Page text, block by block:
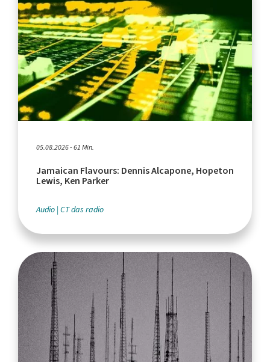
05.08.2026 - 61 Min.
Jamaican Flavours: Dennis Alcapone, Hopeton
Lewis, Ken Parker
Audio CT das radio